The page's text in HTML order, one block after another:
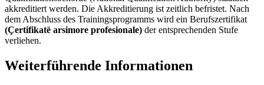
akkreditiert werden. Die Akkreditierung ist zeitlich befristet. Nach
dem Abschluss des Trainingsprogramms wird ein Berufszertifikat
(Çertifikatë arsimore profesionale) der entsprechenden Stufe
verliehen.
Weiterführende Informationen